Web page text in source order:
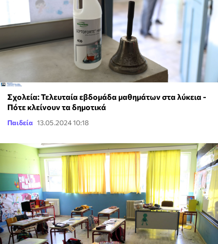
Σχολεία: Τελευταία εβδομάδα μαθημάτων στα λύκεια -
Πότε κλείνουν τα δημοτικά
Παιδεία 13.05.2024 10:18